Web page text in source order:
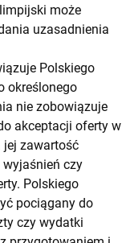
może
uzasadnienia
Polskiego
określonego
nie zobowiązuje
akceptacji oferty w
jej zawartość
wyjaśnień czy
Polskiego
pociągany do
czy wydatki